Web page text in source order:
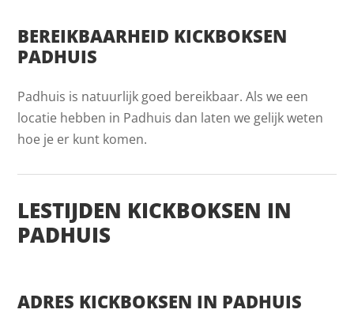
BEREIKBAARHEID KICKBOKSEN
PADHUIS
Padhuis is natuurlijk goed bereikbaar. Als we een
locatie hebben in Padhuis dan laten we gelijk weten
hoe je er kunt komen.
LESTIJDEN KICKBOKSEN IN
PADHUIS
ADRES KICKBOKSEN IN PADHUIS